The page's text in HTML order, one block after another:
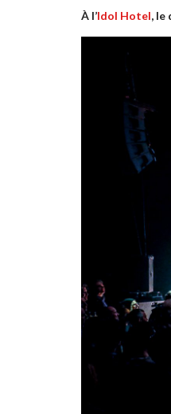
À l’Idol Hotel, le